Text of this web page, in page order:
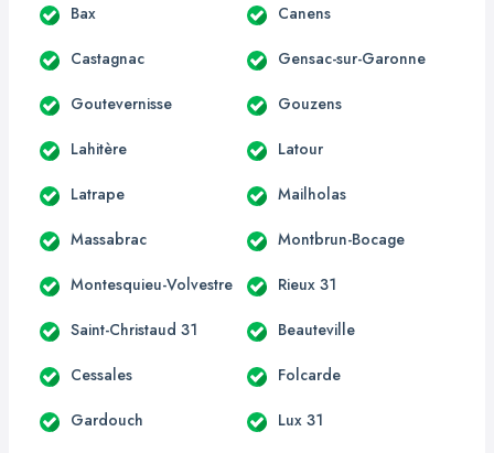
Bax Canens
Castagnac Gensac-sur-Garonne
Goutevernisse Gouzens
Lahitère Latour
Latrape Mailholas
Massabrac Montbrun-Bocage
Montesquieu-Volvestre Rieux 31
Saint-Christaud 31 Beauteville
Cessales Folcarde
Gardouch Lux 31